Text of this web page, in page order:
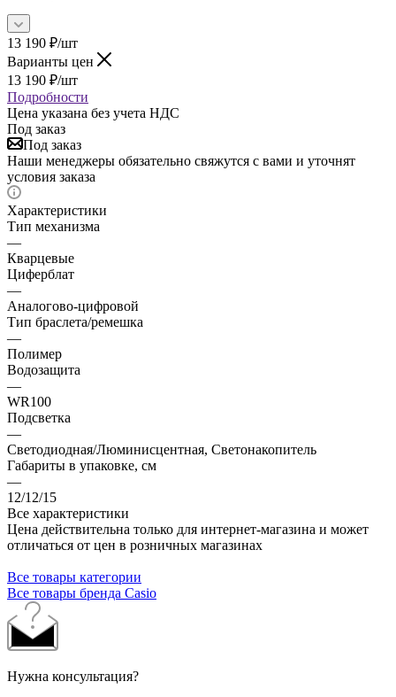
13 190 ₽/шт
Варианты цен
13 190 ₽/шт
Подробности
Цена указана без учета НДС
Под заказ
Под заказ
Наши менеджеры обязательно свяжутся с вами и уточнят
условия заказа
Характеристики
Тип механизма
—
Кварцевые
Циферблат
—
Аналогово-цифровой
Тип браслета/ремешка
—
Полимер
Водозащита
—
WR100
Подсветка
—
Светодиодная/Люминисцентная, Светонакопитель
Габариты в упаковке, см
—
12/12/15
Все характеристики
Цена действительна только для интернет-магазина и может
отличаться от цен в розничных магазинах
Все товары категории
Все товары бренда Casio
Нужна консультация?